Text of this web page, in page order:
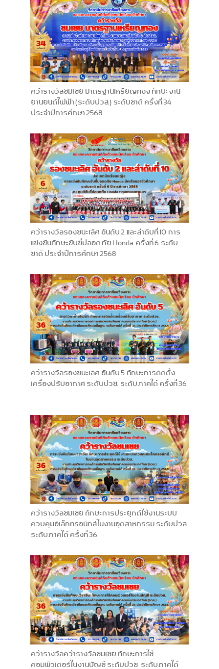
คว้ารางวัลชมเชย มาตรฐานเหรียญทอง ทักษะงาน
ยานยนต์ไฟฟ้า (ระดับปวส.) ระดับชาติ ครั้งที่ 34
ประจำปีการศึกษา 2568
คว้ารางวัลรองชนะเลิศ อันดับ 2 และลำดับที่ 10 การ
แข่งขันทักษะขับขี่ปลอดภัย Honda ครั้งที่ 6 ระดับ
ชาติ ประจำปีการศึกษา 2568
คว้ารางวัลรองชนะเลิศ อันดับ 5 ทักษะการติดตั้ง
เครื่องปรับอากาศ ระดับปวช. ระดับภาคใต้ ครั้งที่ 36
คว้ารางวัลชมเชย ทักษะการประยุกต์ใช้งานระบบ
ควบคุมอิเล็กทรอนิกส์ในงานอุตสาหกรรม ระดับปวส.
ระดับภาคใต้ ครั้งที่ 36
คว้ารางวัลคว้ารางวัลชมเชย ทักษะการใช้
คอมพิวเตอร์ในงานบัญชี ระดับปวช. ระดับภาคใต้